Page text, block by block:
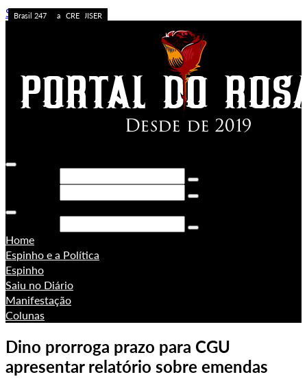
Skip to content
Home
Espinho e a Política
Espinho
Saiu no Diário
Manifestação
Colunas
Dino prorroga prazo para CGU
apresentar relatório sobre emendas
Caos no Acre
Acolhimento
APOSTA ALTA
ACREDITE QUEM QUISER
A FORÇA DO ACRE
Sem categoria
Ação da PF
Sem categoria
Brasil 247
Brasil 247
PORONGA
Brasil 247